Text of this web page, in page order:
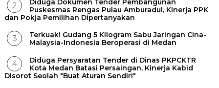
Diduga Dokumen Tender Pembangunan
Puskesmas Rengas Pulau Amburadul, Kinerja PPK
dan Pokja Pemilihan Dipertanyakan
Terkuak! Gudang 5 Kilogram Sabu Jaringan Cina-
Malaysia-Indonesia Beroperasi di Medan
Diduga Persyaratan Tender di Dinas PKPCKTR
Kota Medan Batasi Persaingan, Kinerja Kabid
Disorot Seolah "Buat Aturan Sendiri"